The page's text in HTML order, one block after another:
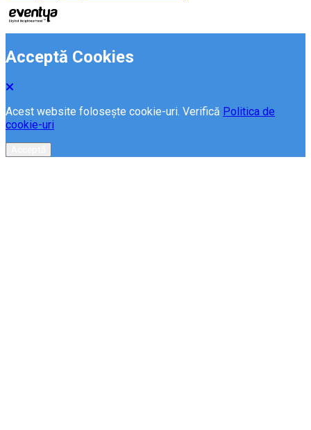
Acceptă Cookies
Acest website folosește cookie-uri. Verifică Politica de
cookie-uri